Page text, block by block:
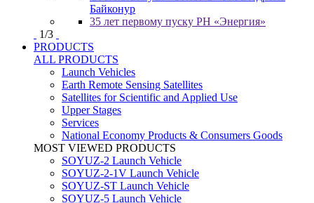
Байконур
35 лет первому пуску РН «Энергия»
1/3
PRODUCTS
ALL PRODUCTS
Launch Vehicles
Earth Remote Sensing Satellites
Satellites for Scientific and Applied Use
Upper Stages
Services
National Economy Products & Consumers Goods
MOST VIEWED PRODUCTS
SOYUZ-2 Launch Vehicle
SOYUZ-2-1V Launch Vehicle
SOYUZ-ST Launch Vehicle
SOYUZ-5 Launch Vehicle